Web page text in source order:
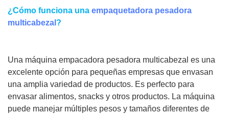
¿Cómo funciona una empaquetadora pesadora
multicabezal ?
Una máquina empacadora pesadora multicabezal es una
excelente opción para pequeñas empresas que envasan
una amplia variedad de productos. Es perfecto para
envasar alimentos, snacks y otros productos. La máquina
puede manejar múltiples pesos y tamaños diferentes de